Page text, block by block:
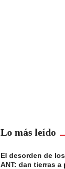
Lo más leído
El desorden de
ANT: dan tierras